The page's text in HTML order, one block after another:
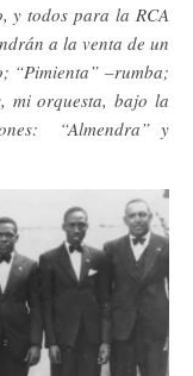
y todos para la RCA
a la venta de un
“Pimienta” –rumba;
mi orquesta, bajo la
“Almendra” y